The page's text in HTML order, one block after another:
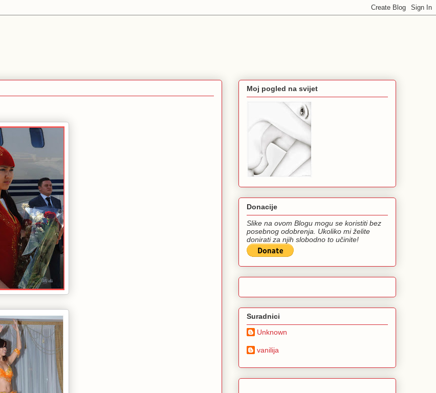
Moj pogled na svijet
Donacije
Slike na ovom Blogu mogu se koristiti bez
posebnog odobrenja. Ukoliko mi želite
donirati za njih slobodno to učinite!
Suradnici
Unknown
vanilija